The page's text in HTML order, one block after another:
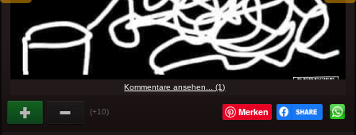
Kommentare ansehen... (1)
(+10) Merken